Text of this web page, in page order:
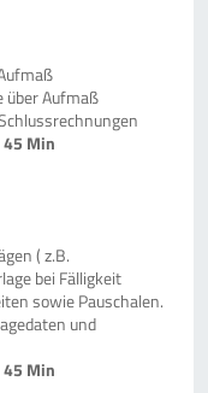
über Aufmaß
Min
( z.B.
bei Fälligkeit
sowie Pauschalen.
und
Min